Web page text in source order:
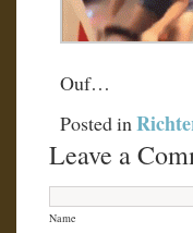
Ouf…
Posted in
Leave a
Name